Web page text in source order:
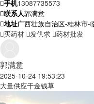
手机13087735573
联系人郭满意
地址广西壮族自治区-桂林市-
买药材 发供求 药材批发
郭满意
2025-10-24 19:53:23
大量供应干金钱草